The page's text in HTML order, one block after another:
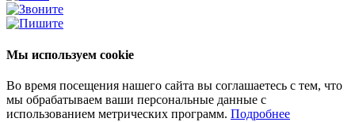
Мы используем cookie
Во время посещения нашего сайта вы соглашаетесь с тем, что
мы обрабатываем ваши персональные данные с
использованием метрических программ. Подробнее